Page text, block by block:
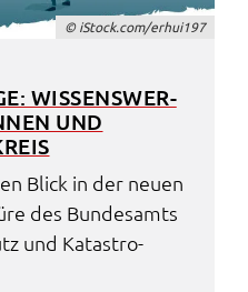
© iStock.com/erhui197
WISSENS­WER­
UND
Blick in der neuen
des Bundes­amts
und Kata­stro­